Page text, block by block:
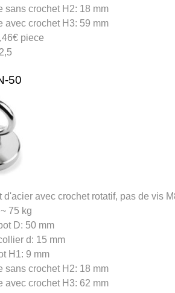
sans crochet H2: 18 mm
avec crochet H3: 59 mm
piece
50
d'acier avec crochet rotatif, pas de vis
75 kg
D: 50 mm
d: 15 mm
H1: 9 mm
sans crochet H2: 18 mm
avec crochet H3: 62 mm